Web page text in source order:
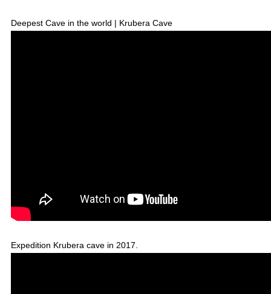
Deepest Cave in the world | Krubera Cave
Expedition Krubera cave in 2017.